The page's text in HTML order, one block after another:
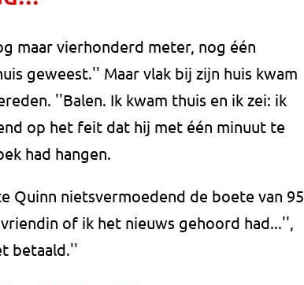
maar vierhonderd meter, nog één
geweest.'' Maar vlak bij zijn huis kwam
''Balen. Ik kwam thuis en ik zei: ik
op het feit dat hij met één minuut te
had hangen.
Quinn nietsvermoedend de boete van 95
of ik het nieuws gehoord had...'',
betaald.''